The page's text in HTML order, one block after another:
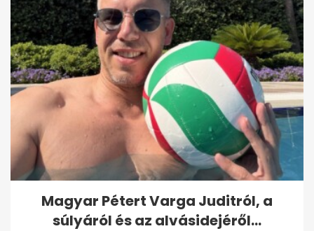
Magyar Pétert Varga Juditról, a
súlyáról és az alvásidejéről...